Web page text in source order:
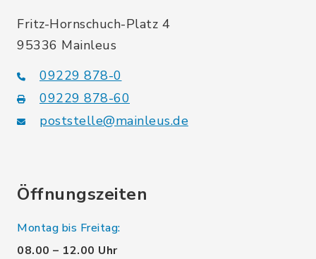
Fritz-Hornschuch-Platz 4
95336 Mainleus
09229 878-0
09229 878-60
poststelle@mainleus.de
Öffnungszeiten
Montag bis Freitag:
08.00 – 12.00 Uhr